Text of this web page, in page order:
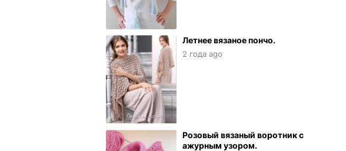
Летнее вязаное пончо.
2 года ago
Розовый вязаный воротник с
ажурным узором.